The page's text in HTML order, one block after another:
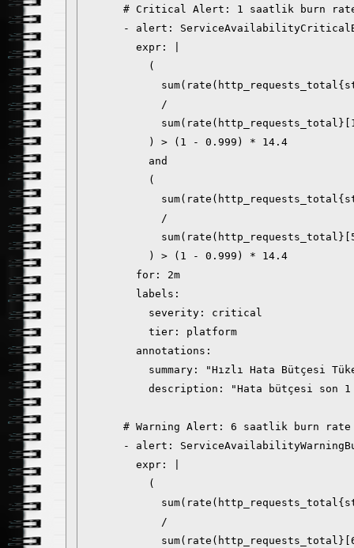
# Critical Alert: 1 saatlik burn
- alert:
        expr: |
          (
            /
          ) > (1 - 0.999) * 14.4
          and
          (
            /
          ) > (1 - 0.999) * 14.4
        for: 2m
        labels:
          severity: critical
          tier: platform
        annotations:
summary: "Hızlı Hata Bütçesi
description: "Hata bütçesi son
# Warning Alert: 6 saatlik burn
- alert:
        expr: |
          (
            /